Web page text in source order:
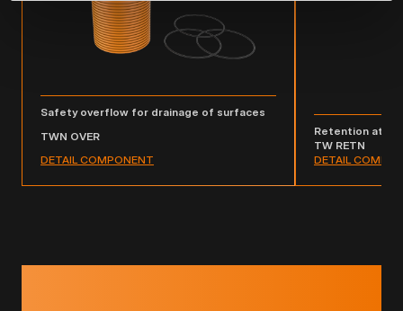
Safety overflow for drainage of surfaces
TWN OVER
DETAIL COMPONENT
Retention
TW RETN
DETAIL